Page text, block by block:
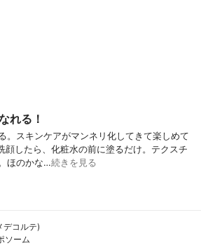
れる！
。スキンケアがマンネリ化してきて楽しめて
顔したら、化粧水の前に塗るだけ。テクスチ
ほのかな…続きを見る
デコルテ)
ソーム